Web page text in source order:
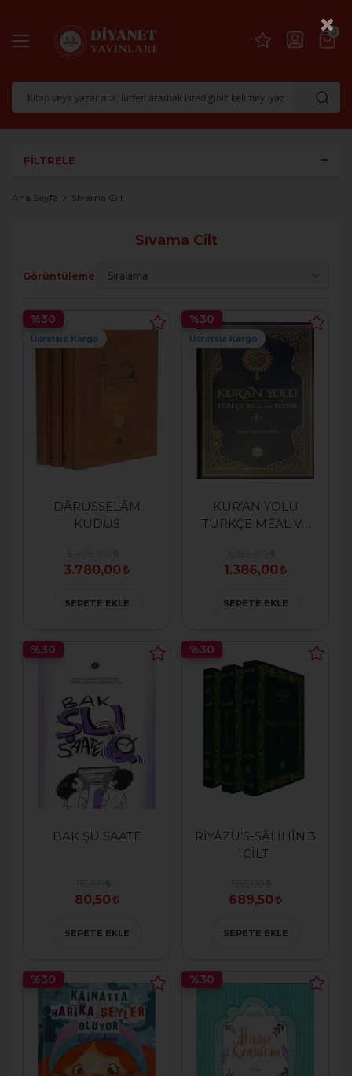
0
FILTRELE
Ana Sayfa Sıvama Cilt
Sıvama Cilt
Görüntüleme
Ücretsiz Kargo
DÂRÜSSELÂM
KUDÜS
3.780,00
%30
SEPETE EKLE
Ücretsiz Kargo
KUR'AN YOLU
TÜRKÇE MEAL VE
1.386,00
%30
SEPETE EKLE
BAK ŞU SAATE
80,50
%30
SEPETE EKLE
RİYÂZÜ’S-SÂLİHÎN 3
CİLT
689,50
%30
SEPETE EKLE
%30 %30
×